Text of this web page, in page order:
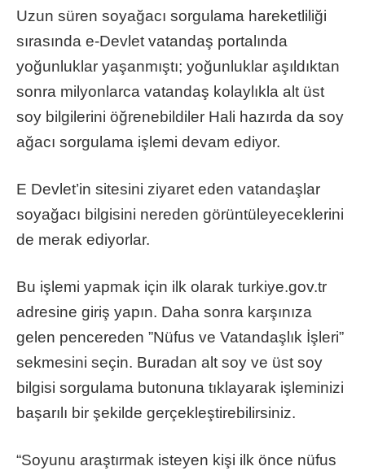
Uzun süren soyağacı sorgulama hareketliliği
sırasında e-Devlet vatandaş portalında
yoğunluklar yaşanmıştı; yoğunluklar aşıldıktan
sonra milyonlarca vatandaş kolaylıkla alt üst
soy bilgilerini öğrenebildiler Hali hazırda da soy
ağacı sorgulama işlemi devam ediyor.
E Devlet’in sitesini ziyaret eden vatandaşlar
soyağacı bilgisini nereden görüntüleyeceklerini
de merak ediyorlar.
Bu işlemi yapmak için ilk olarak turkiye.gov.tr
adresine giriş yapın. Daha sonra karşınıza
gelen pencereden ”Nüfus ve Vatandaşlık İşleri”
sekmesini seçin. Buradan alt soy ve üst soy
bilgisi sorgulama butonuna tıklayarak işleminizi
başarılı bir şekilde gerçekleştirebilirsiniz.
“Soyunu araştırmak isteyen kişi ilk önce nüfus